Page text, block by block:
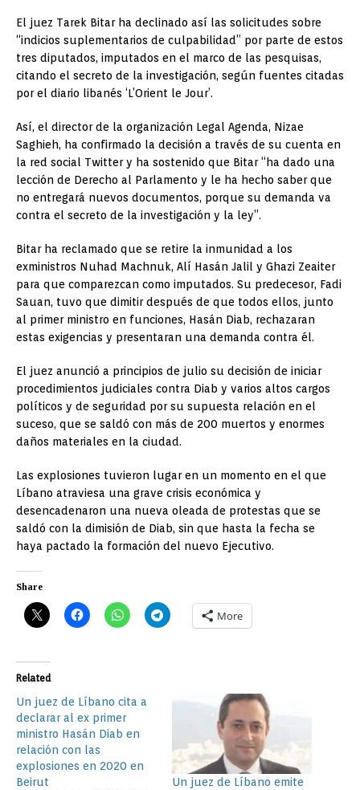
El juez Tarek Bitar ha declinado así las solicitudes sobre
“indicios suplementarios de culpabilidad” por parte de estos
tres diputados, imputados en el marco de las pesquisas,
citando el secreto de la investigación, según fuentes citadas
por el diario libanés ‘L’Orient le Jour’.
Así, el director de la organización Legal Agenda, Nizae
Saghieh, ha confirmado la decisión a través de su cuenta en
la red social Twitter y ha sostenido que Bitar “ha dado una
lección de Derecho al Parlamento y le ha hecho saber que
no entregará nuevos documentos, porque su demanda va
contra el secreto de la investigación y la ley”.
Bitar ha reclamado que se retire la inmunidad a los
exministros Nuhad Machnuk, Alí Hasán Jalil y Ghazi Zeaiter
para que comparezcan como imputados. Su predecesor, Fadi
Sauan, tuvo que dimitir después de que todos ellos, junto
al primer ministro en funciones, Hasán Diab, rechazaran
estas exigencias y presentaran una demanda contra él.
El juez anunció a principios de julio su decisión de iniciar
procedimientos judiciales contra Diab y varios altos cargos
políticos y de seguridad por su supuesta relación en el
suceso, que se saldó con más de 200 muertos y enormes
daños materiales en la ciudad.
Las explosiones tuvieron lugar en un momento en el que
Líbano atraviesa una grave crisis económica y
desencadenaron una nueva oleada de protestas que se
saldó con la dimisión de Diab, sin que hasta la fecha se
haya pactado la formación del nuevo Ejecutivo.
Share
More
Related
Un juez de Líbano cita a
declarar al ex primer
ministro Hasán Diab en
relación con las
explosiones en 2020 en
Beirut
Un juez de Líbano emite